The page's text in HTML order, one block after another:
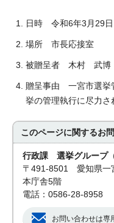
日時 令和6年3月29
場所 市長応接室
被贈呈者 木村 武博
贈呈事由 一宮市選挙
挙の管理執行に尽力さ
このページに関するお
行政課 選挙グループ
〒491-8501 愛知県一
本庁舎5階
電話：0586-28-8958
お問い合わせは専